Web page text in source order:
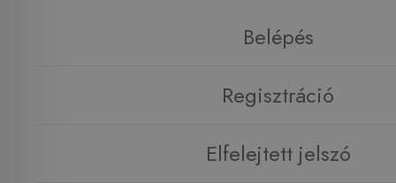
Belépés
Regisztráció
Elfelejtett jelszó